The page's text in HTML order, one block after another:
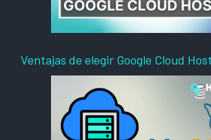
Ventajas de elegir Google Cloud